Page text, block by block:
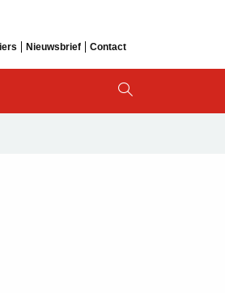
Nieuwsbrief Contact